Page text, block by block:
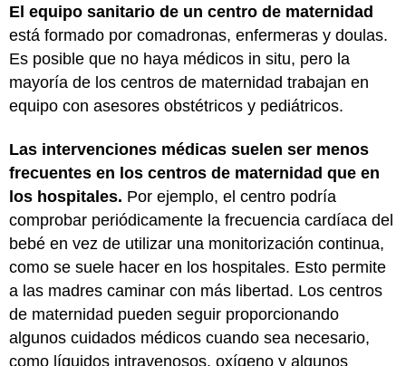
El equipo sanitario de un centro de maternidad
está formado por comadronas, enfermeras y doulas.
Es posible que no haya médicos in situ, pero la
mayoría de los centros de maternidad trabajan en
equipo con asesores obstétricos y pediátricos.
Las intervenciones médicas suelen ser menos
frecuentes en los centros de maternidad que en
los hospitales. Por ejemplo, el centro podría
comprobar periódicamente la frecuencia cardíaca del
bebé en vez de utilizar una monitorización continua,
como se suele hacer en los hospitales. Esto permite
a las madres caminar con más libertad. Los centros
de maternidad pueden seguir proporcionando
algunos cuidados médicos cuando sea necesario,
como líquidos intravenosos, oxígeno y algunos